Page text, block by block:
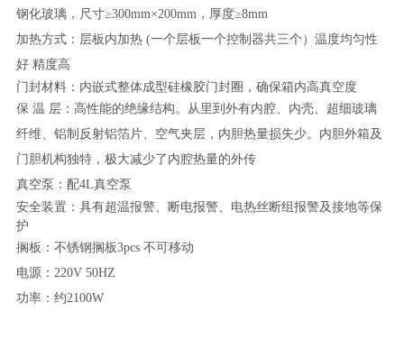
钢化玻璃，尺寸≥300mm×200mm，厚度≥8mm
加热方式：层板内加热 (一个层板一个控制器共三个）温度均匀性
好 精度高
门封材料：内嵌式整体成型硅橡胶门封圈，确保箱内高真空度
保 温 层：高性能的绝缘结构。从里到外有内腔、内壳、超细玻璃
纤维、铝制反射铝箔片、空气夹层，内胆热量损失少。内胆外箱及
门胆机构独特，极大减少了内腔热量的外传
真空泵：配4L真空泵
安全装置：具有超温报警、断电报警、电热丝断组报警及接地等保
护
搁板：不锈钢搁板3pcs 不可移动
电源： 220V 50HZ
功率：约2100W